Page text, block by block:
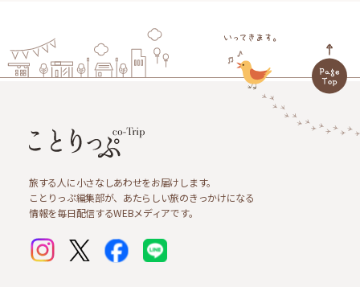
旅する人に小さなしあわせをお届けします。
ことりっぷ編集部が、あたらしい旅のきっかけになる
情報を毎日配信するWEBメディアです。